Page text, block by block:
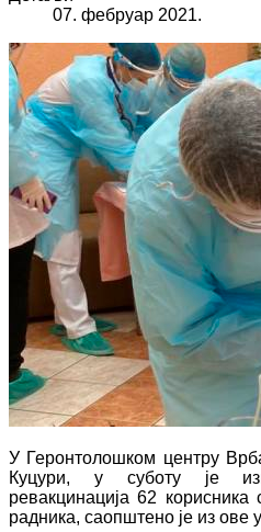
07. фебруар 2021.
У Геронтолошком центру
Куцури, у суботу је
ревакцинација 62
радника, саопштено је из ове